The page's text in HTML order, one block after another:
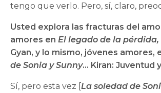
tengo que verlo. Pero, sí, claro,
Usted explora las fracturas del
amores enEl legado de la pérdida,
Gyan, y lo mismo, jóvenes amores,
de Sonia y Sunny… Kiran: Juventud
Sí, pero esta vez [La soledad de